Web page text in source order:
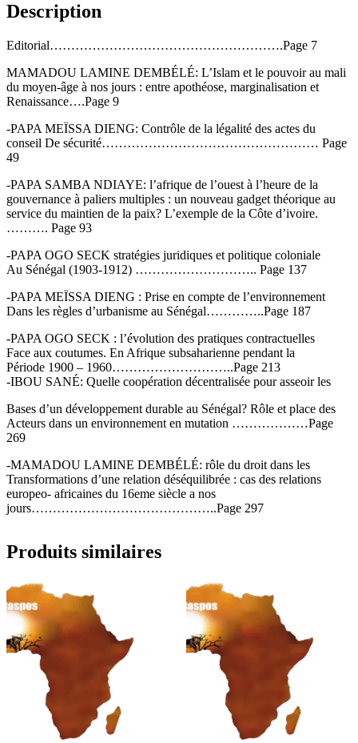
Description
Editorial……………………………………………….Page 7
MAMADOU LAMINE DEMBÉLÉ: L’Islam et le pouvoir au mali
du moyen-âge à nos jours : entre apothéose, marginalisation et
Renaissance….Page 9
-PAPA MEÏSSA DIENG: Contrôle de la légalité des actes du
conseil De sécurité…………………………………………… Page
49
-PAPA SAMBA NDIAYE: l’afrique de l’ouest à l’heure de la
gouvernance à paliers multiples : un nouveau gadget théorique au
service du maintien de la paix? L’exemple de la Côte d’ivoire.
………. Page 93
-PAPA OGO SECK stratégies juridiques et politique coloniale
Au Sénégal (1903-1912) ……………………….. Page 137
-PAPA MEÏSSA DIENG : Prise en compte de l’environnement
Dans les règles d’urbanisme au Sénégal…………..Page 187
-PAPA OGO SECK : l’évolution des pratiques contractuelles
Face aux coutumes. En Afrique subsaharienne pendant la
Période 1900 – 1960………………………..Page 213
-IBOU SANÉ: Quelle coopération décentralisée pour asseoir les
Bases d’un développement durable au Sénégal? Rôle et place des
Acteurs dans un environnement en mutation ………………Page
269
-MAMADOU LAMINE DEMBÉLÉ: rôle du droit dans les
Transformations d’une relation déséquilibrée : cas des relations
europeo- africaines du 16eme siècle a nos
jours……………………………………..Page 297
Produits similaires